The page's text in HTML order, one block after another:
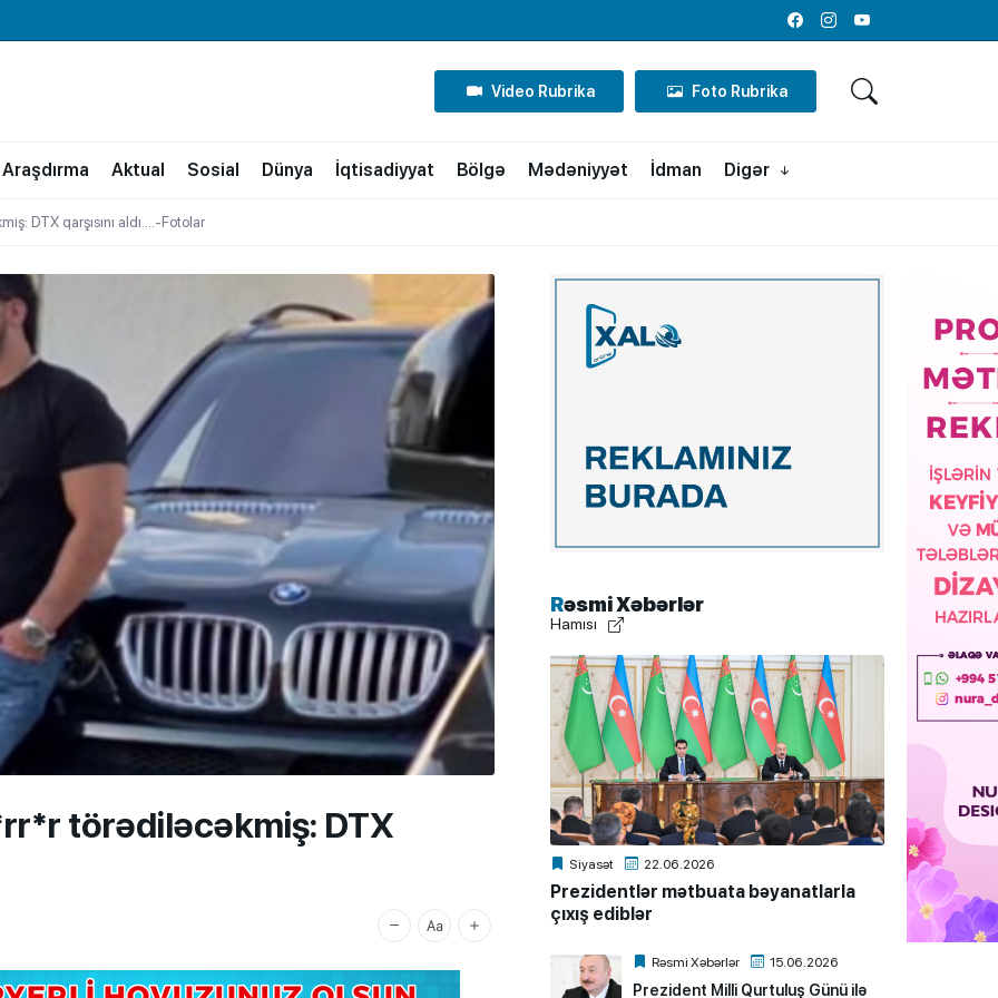
FacebookInstagramYoutube
Video Rubrika Foto Rubrika
Araşdırma Aktual Sosial Dünya İqtisadiyyat Bölgə Mədəniyyət İdman Digər
DTX qarşısını aldı….-Fotolar
törədiləcəkmiş: DTX
Rəsmi Xəbərlər
Hamısı
Siyasət 22.06.2026
Prezidentlər mətbuata bəyanatlarla
çıxış ediblər
Rəsmi Xəbərlər 15.06.2026
Prezident Milli Qurtuluş Günü ilə